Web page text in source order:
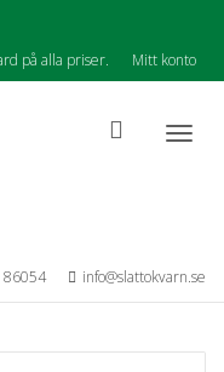
på alla priser. Mitt konto
86054 info@slattokvarn.se